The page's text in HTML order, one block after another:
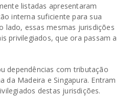
listadas apresentaram
interna suficiente para sua
lado, essas mesmas jurisdições
privilegiados, que ora passam a
dependências com tributação
da Madeira e Singapura. Entram
destas jurisdições.